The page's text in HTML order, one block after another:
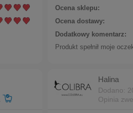
Ocena sklepu:
Ocena dostawy:
Dodatkowy komentarz:
Produkt spełnił moje
Halina
Dodano:
Opinia